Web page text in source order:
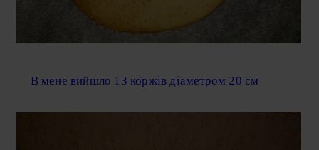
В мене вийшло 13 коржів діаметром 20 см